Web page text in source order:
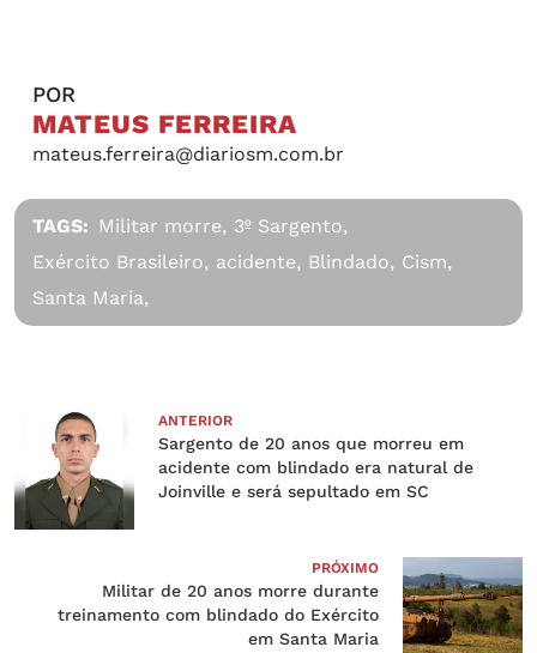
POR
MATEUS FERREIRA
mateus.ferreira@diariosm.com.br
TAGS: Militar morre, 3º Sargento,
Exército Brasileiro, acidente, Blindado, Cism,
Santa Maria,
ANTERIOR
Sargento de 20 anos que morreu em
acidente com blindado era natural de
Joinville e será sepultado em SC
PRÓXIMO
Militar de 20 anos morre durante
treinamento com blindado do Exército
em Santa Maria